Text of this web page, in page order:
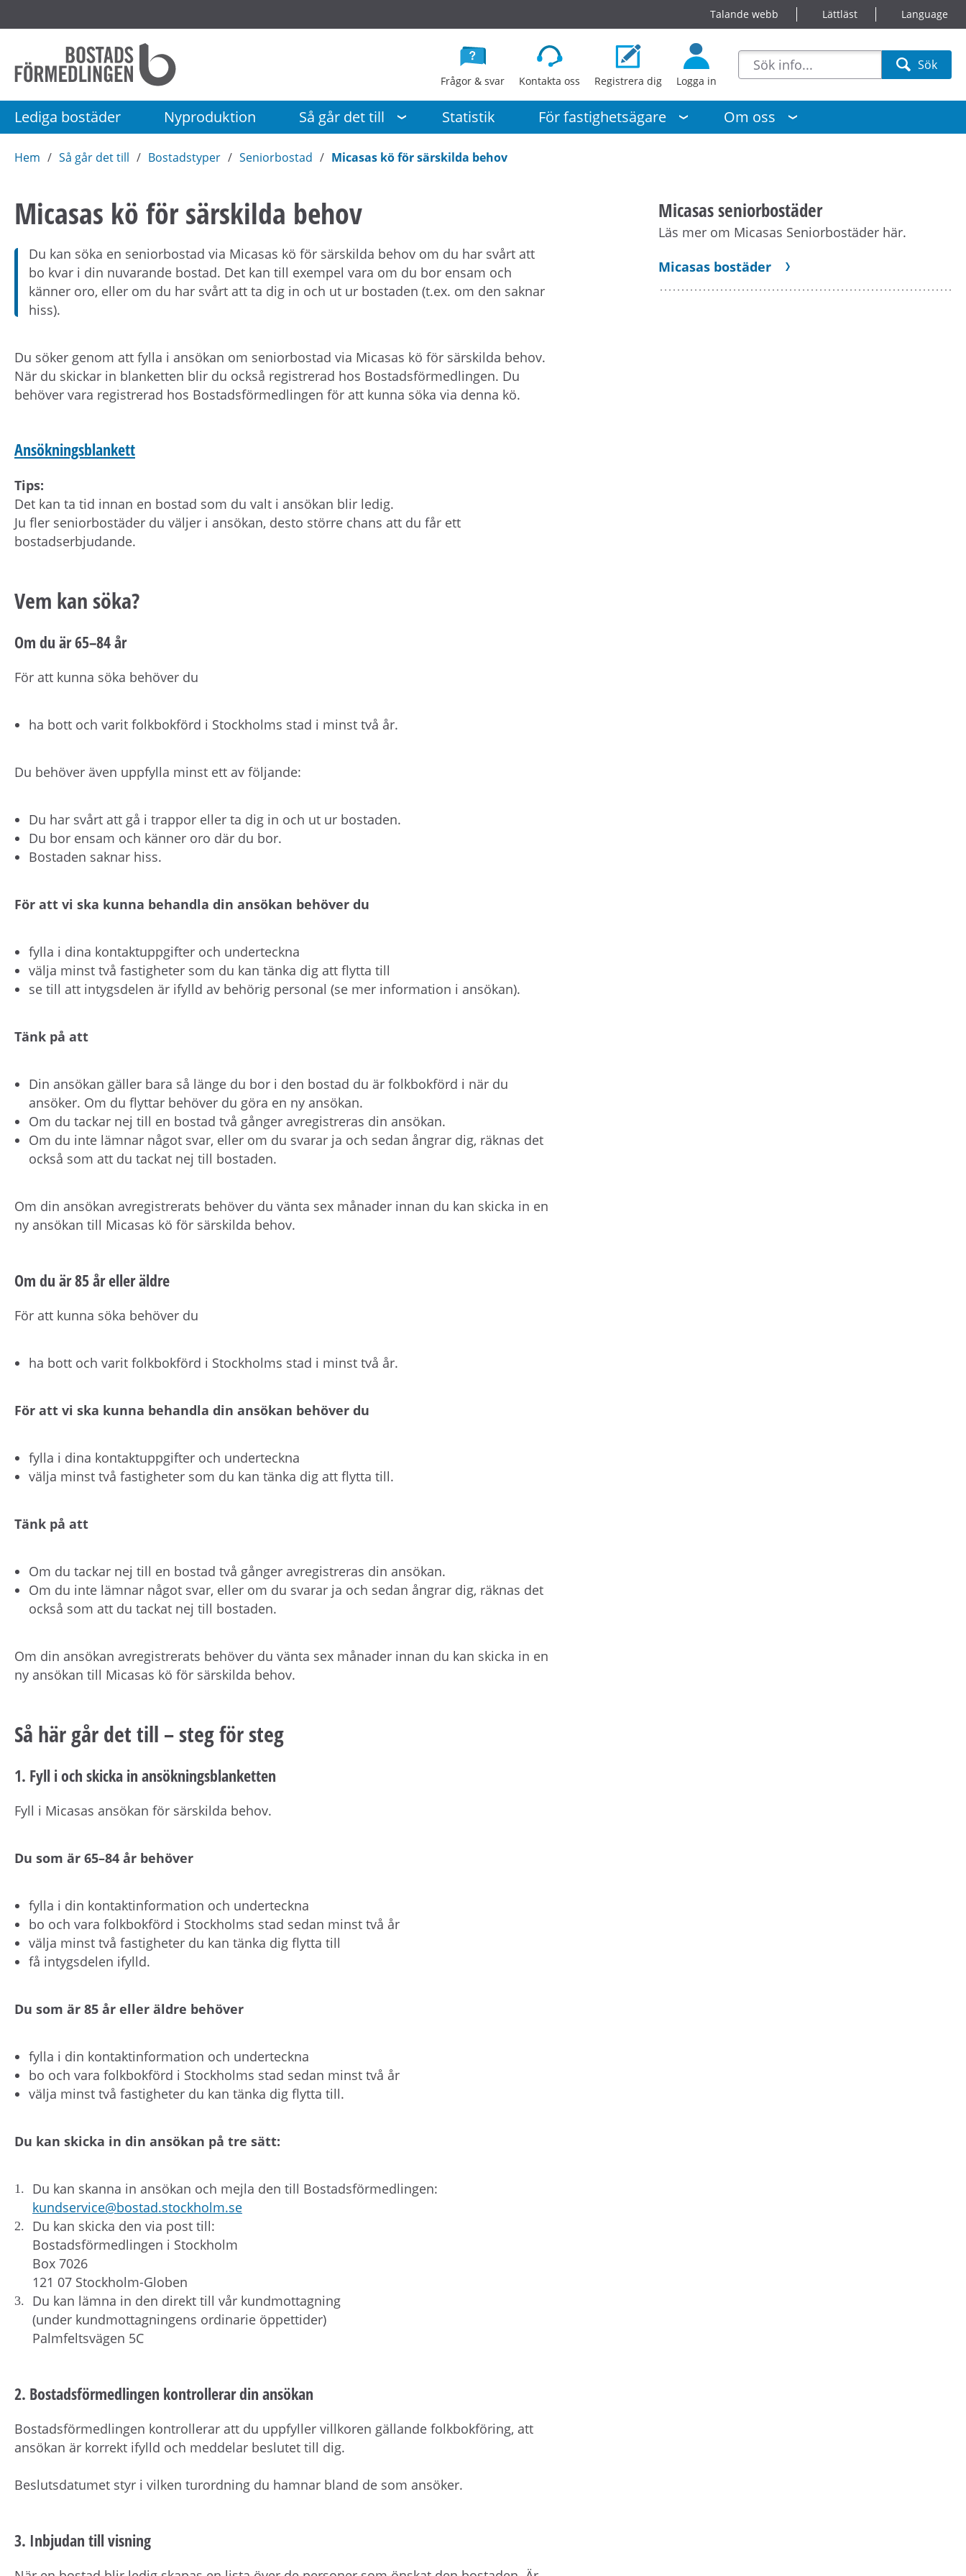
å
n
e
l
l
e
Talande webb Lättläst Language
Startsida
Bostadsförmedlingen
Stockholm
AB
Frågor & svar Kontakta oss Registrera dig Logga in
sökförslag Sök
Sök
Lediga bostäder Nyproduktion Så går det till Statistik För fastighetsägare Om oss
Hem Så går det till Bostadstyper Seniorbostad Micasas kö för särskilda behov
Micasas kö för särskilda behov
Du kan söka en seniorbostad via Micasas kö för särskilda behov om du har svårt att
bo kvar i din nuvarande bostad. Det kan till exempel vara om du bor ensam och
känner oro, eller om du har svårt att ta dig in och ut ur bostaden (t.ex. om den saknar
hiss).
Du söker genom att fylla i ansökan om seniorbostad via Micasas kö för särskilda behov.
När du skickar in blanketten blir du också registrerad hos Bostadsförmedlingen. Du
behöver vara registrerad hos Bostadsförmedlingen för att kunna söka via denna kö.
Ansökningsblankett
Tips:
Det kan ta tid innan en bostad som du valt i ansökan blir ledig.
Ju fler seniorbostäder du väljer i ansökan, desto större chans att du får ett
bostadserbjudande.
Vem kan söka?
Om du är 65–84 år
För att kunna söka behöver du
ha bott och varit folkbokförd i Stockholms stad i minst två år.
Du behöver även uppfylla minst ett av följande:
Du har svårt att gå i trappor eller ta dig in och ut ur bostaden.
Du bor ensam och känner oro där du bor.
Bostaden saknar hiss.
För att vi ska kunna behandla din ansökan behöver du
fylla i dina kontaktuppgifter och underteckna
välja minst två fastigheter som du kan tänka dig att flytta till
se till att intygsdelen är ifylld av behörig personal (se mer information i ansökan).
Tänk på att
Din ansökan gäller bara så länge du bor i den bostad du är folkbokförd i när du
ansöker. Om du flyttar behöver du göra en ny ansökan.
Om du tackar nej till en bostad två gånger avregistreras din ansökan.
Om du inte lämnar något svar, eller om du svarar ja och sedan ångrar dig, räknas det
också som att du tackat nej till bostaden.
Om din ansökan avregistrerats behöver du vänta sex månader innan du kan skicka in en
ny ansökan till Micasas kö för särskilda behov.
Om du är 85 år eller äldre
För att kunna söka behöver du
ha bott och varit folkbokförd i Stockholms stad i minst två år.
För att vi ska kunna behandla din ansökan behöver du
fylla i dina kontaktuppgifter och underteckna
välja minst två fastigheter som du kan tänka dig att flytta till.
Tänk på att
Om du tackar nej till en bostad två gånger avregistreras din ansökan.
Om du inte lämnar något svar, eller om du svarar ja och sedan ångrar dig, räknas det
också som att du tackat nej till bostaden.
Om din ansökan avregistrerats behöver du vänta sex månader innan du kan skicka in en
ny ansökan till Micasas kö för särskilda behov.
Så här går det till – steg för steg
1. Fyll i och skicka in ansökningsblanketten
Fyll i Micasas ansökan för särskilda behov.
Du som är 65–84 år behöver
fylla i din kontaktinformation och underteckna
bo och vara folkbokförd i Stockholms stad sedan minst två år
välja minst två fastigheter du kan tänka dig flytta till
få intygsdelen ifylld.
Du som är 85 år eller äldre behöver
fylla i din kontaktinformation och underteckna
bo och vara folkbokförd i Stockholms stad sedan minst två år
välja minst två fastigheter du kan tänka dig flytta till.
Du kan skicka in din ansökan på tre sätt:
Du kan skanna in ansökan och mejla den till Bostadsförmedlingen:
kundservice@bostad.stockholm.se
Du kan skicka den via post till:
Bostadsförmedlingen i Stockholm
Box 7026
121 07 Stockholm-Globen
Du kan lämna in den direkt till vår kundmottagning
(under kundmottagningens ordinarie öppettider)
Palmfeltsvägen 5C
2. Bostadsförmedlingen kontrollerar din ansökan
Bostadsförmedlingen kontrollerar att du uppfyller villkoren gällande folkbokföring, att
ansökan är korrekt ifylld och meddelar beslutet till dig.
Beslutsdatumet styr i vilken turordning du hamnar bland de som ansöker.
3. Inbjudan till visning
Micasas seniorbostäder
Läs mer om Micasas Seniorbostäder här.
Micasas bostäder